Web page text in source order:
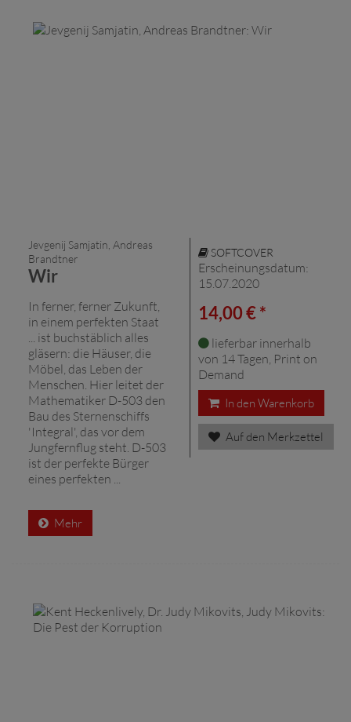
Jevgenij Samjatin, Andreas
Brandtner
Wir
In ferner, ferner Zukunft,
in einem perfekten Staat
... ist buchstäblich alles
gläsern: die Häuser, die
Möbel, das Leben der
Menschen. Hier leitet der
Mathematiker D-503 den
Bau des Sternenschiffs
'Integral', das vor dem
Jungfernflug steht. D-503
ist der perfekte Bürger
eines perfekten ...
Mehr
SOFTCOVER
Erscheinungsdatum:
15.07.2020
14,00 € *
lieferbar innerhalb
von 14 Tagen, Print on
Demand
In den Warenkorb
Auf den Merkzettel